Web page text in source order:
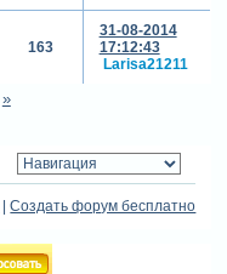
163
31-08-2014
17:12:43
Larisa21211
»
|Создать форум бесплатно